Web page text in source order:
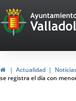
Portal
Web
del
de
HomeActualidad
se registra el día con